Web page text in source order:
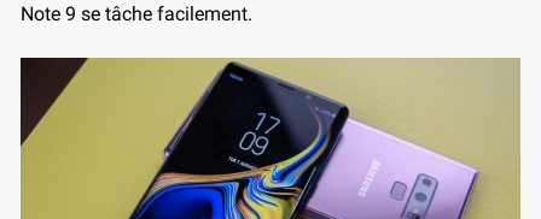
Note 9 se tâche facilement.